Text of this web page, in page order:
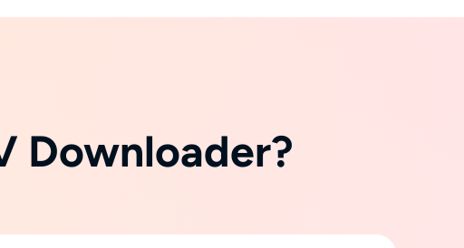
Downloader?